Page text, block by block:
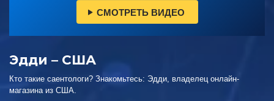
СМОТРЕТЬ ВИДЕО
Эдди – США
Кто такие саентологи? Знакомьтесь: Эдди, владелец онлайн-
магазина из США.